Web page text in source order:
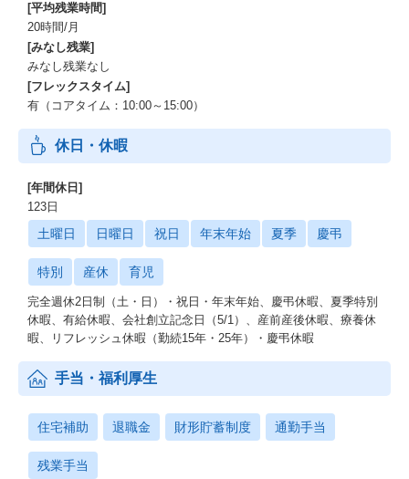
[平均残業時間]
20時間/月
[みなし残業]
みなし残業なし
[フレックスタイム]
有（コアタイム：10:00～15:00）
休日・休暇
[年間休日]
123日
土曜日 日曜日 祝日 年末年始 夏季 慶弔
特別 産休 育児
完全週休2日制（土・日）・祝日・年末年始、慶弔休暇、夏季特別
休暇、有給休暇、会社創立記念日（5/1）、産前産後休暇、療養休
暇、リフレッシュ休暇（勤続15年・25年）・慶弔休暇
手当・福利厚生
住宅補助 退職金 財形貯蓄制度 通勤手当
残業手当